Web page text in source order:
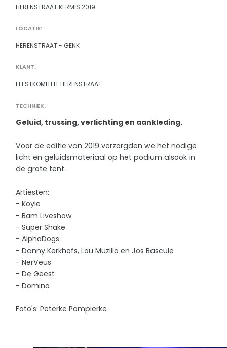
HERENSTRAAT KERMIS 2019
LOCATIE:
HERENSTRAAT - GENK
KLANT:
FEESTKOMITEIT HERENSTRAAT
TECHNIEK:
Geluid, trussing, verlichting en aankleding.
Voor de editie van 2019 verzorgden we het nodige
licht en geluidsmateriaal op het podium alsook in
de grote tent.
Artiesten:
- Koyle
- Bam Liveshow
- Super Shake
- AlphaDogs
- Danny Kerkhofs, Lou Muzillo en Jos Bascule
- NerVeus
- De Geest
- Domino
Foto's: Peterke Pompierke